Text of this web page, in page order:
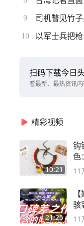
9
10 以军士兵把
扫码下载今日
看最新、最热资讯
精彩视频
10:21
钩
11
21:25
骇
11